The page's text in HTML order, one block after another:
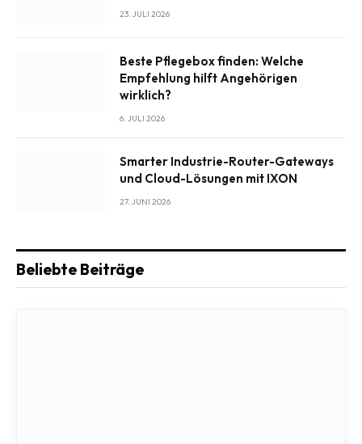
23. JULI 2026
Beste Pflegebox finden: Welche
Empfehlung hilft Angehörigen
wirklich?
6. JULI 2026
Smarter Industrie-Router-Gateways
und Cloud-Lösungen mit IXON
27. JUNI 2026
Beliebte Beiträge